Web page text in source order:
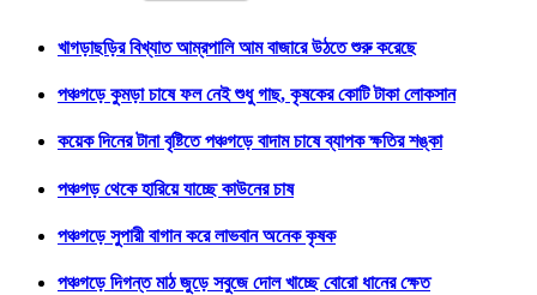
খাগড়াছড়ির বিখ্যাত আম্রপালি আম বাজারে উঠতে শুরু করেছে
পঞ্চগড়ে কুমড়া চাষে ফল নেই শুধু গাছ, কৃষকের কোটি টাকা লোকসান
কয়েক দিনের টানা বৃষ্টিতে পঞ্চগড়ে বাদাম চাষে ব্যাপক ক্ষতির শঙ্কা
পঞ্চগড় থেকে হারিয়ে যাচ্ছে কাউনের চাষ
পঞ্চগড়ে সুপারী বাগান করে লাভবান অনেক কৃষক
পঞ্চগড়ে দিগন্ত মাঠ জুড়ে সবুজে দোল খাচ্ছে বোরো ধানের ক্ষেত